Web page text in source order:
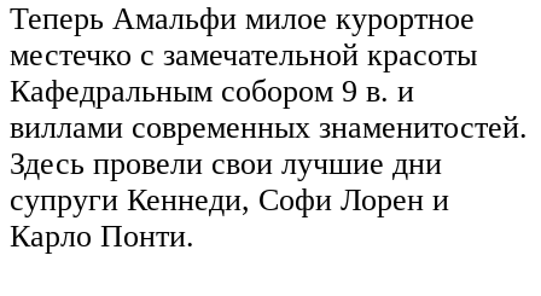
Теперь Амальфи милое курортное
местечко с замечательной красоты
Кафедральным собором 9 в. и
виллами современных знаменитостей.
Здесь провели свои лучшие дни
супруги Кеннеди, Софи Лорен и
Карло Понти.